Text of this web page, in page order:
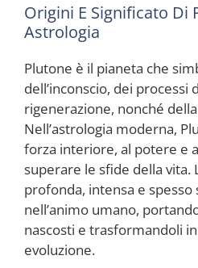
Origini E Significato Di
Astrologia
Plutone è il pianeta che
dell’inconscio, dei
rigenerazione, nonché
Nell’astrologia moderna,
forza interiore, al potere e
superare le sfide della vita.
profonda, intensa e spesso
nell’animo umano,
nascosti e trasformandoli
evoluzione.